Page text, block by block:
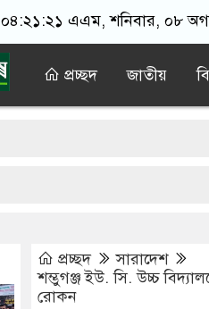
০৪:২১:২২ এএম, শনিবার, ০৮
প্রচ্ছদ জাতীয়
প্রচ্ছদ
সারাদেশ
শম্ভুগঞ্জ ইউ. সি. উচ্চ
রোকন